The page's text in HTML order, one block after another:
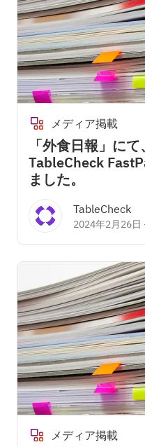
メディア掲載
「外食日報」に
TableCheck
ました。
TableCheck
2024年2月26日
メディア掲載